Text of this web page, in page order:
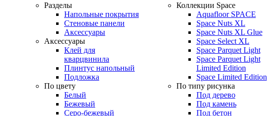
Разделы
Напольные покрытия
Стеновые панели
Аксессуары
Аксессуары
Клей для
кварцвинила
Плинтус напольный
Подложка
По цвету
Белый
Бежевый
Серо-бежевый
Коллекции Space
Aquafloor SPACE
Space Nuts XL
Space Nuts XL Glue
Space Select XL
Space Parquet Light
Space Parquet Light
Limited Edition
Space Limited Edition
По типу рисунка
Под дерево
Под камень
Под бетон